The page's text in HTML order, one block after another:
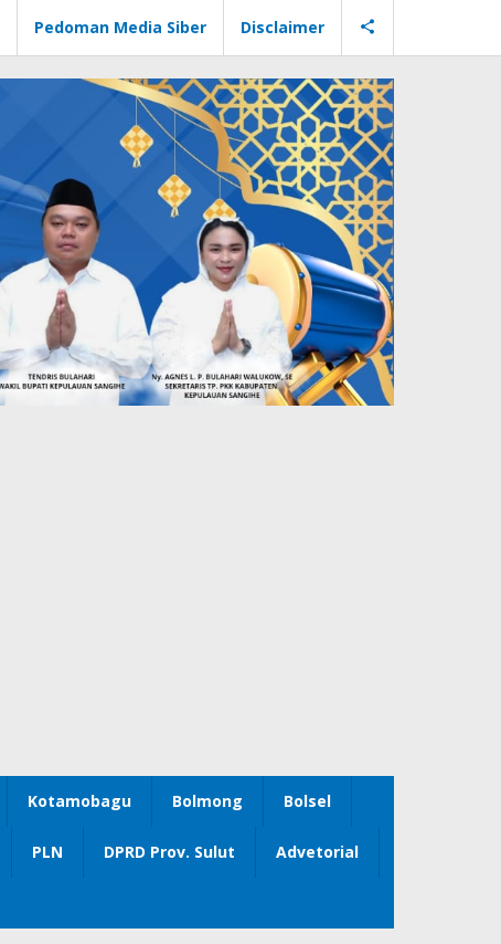
Pedoman Media Siber Disclaimer
Kotamobagu Bolmong Bolsel
PLN DPRD Prov. Sulut Advetorial